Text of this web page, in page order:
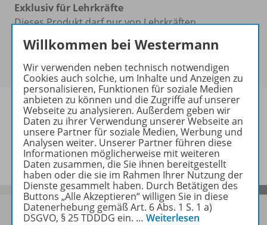
Exklusiv für Lehrkräfte
Dieses Produkt darf nur von Lehrkräften,
Referendaren/Referendarinnen und Erzieher/-innen
erworben werden. Bittemelden Sie sich mit Ihrem
Benutzerkonto an.
Informationen
Willkommen bei Westermann
Wir verwenden neben technisch notwendigen
Cookies auch solche, um Inhalte und Anzeigen zu
personalisieren, Funktionen für soziale Medien
anbieten zu können und die Zugriffe auf unserer
Webseite zu analysieren. Außerdem geben wir
Daten zu ihrer Verwendung unserer Webseite an
unsere Partner für soziale Medien, Werbung und
Analysen weiter. Unserer Partner führen diese
Informationen möglicherweise mit weiteren
Daten zusammen, die Sie ihnen bereitgestellt
haben oder die sie im Rahmen Ihrer Nutzung der
Dienste gesammelt haben. Durch Betätigen des
Buttons „Alle Akzeptieren“ willigen Sie in diese
Datenerhebung gemäß Art. 6 Abs. 1 S. 1 a)
DSGVO, § 25 TDDDG ein. … Weiterlesen